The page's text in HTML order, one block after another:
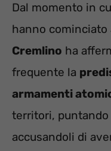
Dal momento in
hanno cominciato
Cremlino ha
frequente la
armamenti
territori,
accusandoli di